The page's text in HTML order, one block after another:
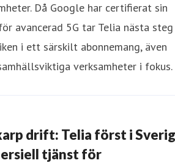
Då Google har certifierat sin
avancerad 5G tar Telia nästa steg
i ett särskilt abonnemang, även
verksamheter i fokus.
drift: Telia först i
tjänst för